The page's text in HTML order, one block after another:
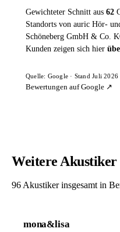
Gewichteter Schnitt aus 62
Standorts von auric Hör-
Schöneberg GmbH & Co.
Kunden zeigen sich hier
Quelle: Google · Stand Juli
Bewertungen auf Google ↗
Weitere
96 Akustiker insgesamt in
mona&lisa